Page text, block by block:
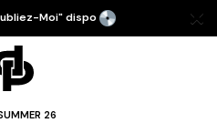
Moi" dispo
26